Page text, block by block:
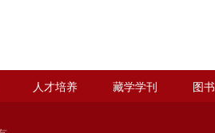
人才培养 藏学学刊 图